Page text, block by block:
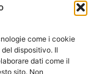
come i cookie
dispositivo. Il
dati come il
sito. Non